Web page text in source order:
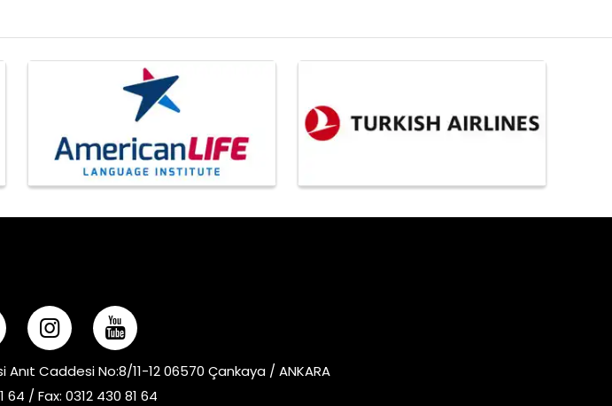
Caddesi No:8/11-12 06570 Çankaya / ANKARA
64 / Fax: 0312 430 81 64